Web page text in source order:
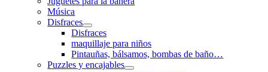
Música
Disfraces
Disfraces
maquillaje para niños
Pintauñas, bálsamos, bombas de baño…
Puzzles y encajables